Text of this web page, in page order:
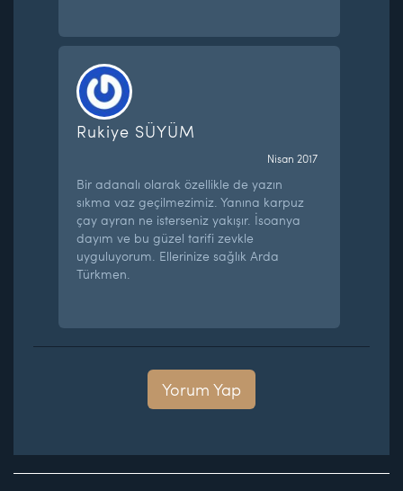
Rukiye SÜYÜM
Nisan 2017
Bir adanalı olarak özellikle de yazın
sıkma vaz geçilmezimiz. Yanına karpuz
çay ayran ne isterseniz yakışır. İsoanya
dayım ve bu güzel tarifi zevkle
uyguluyorum. Ellerinize sağlık Arda
Türkmen.
Yorum Yap